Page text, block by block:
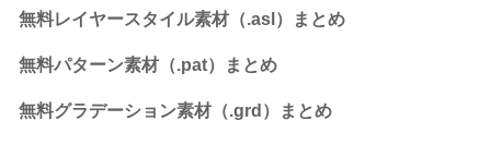
無料レイヤースタイル素材（.asl）まとめ
無料パターン素材（.pat）まとめ
無料グラデーション素材（.grd）まとめ